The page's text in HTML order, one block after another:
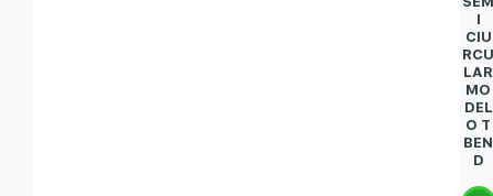
I
CIU
LAR
MO
DEL
O T
BEN
D